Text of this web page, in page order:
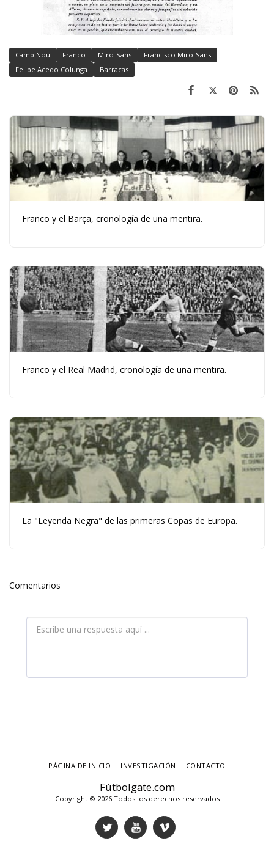
Camp Nou Franco Miro-Sans
Francisco Miro-Sans
Felipe Acedo Colunga
Barracas
Franco y el Barça, cronología de una mentira.
Franco y el Real Madrid, cronología de una mentira.
La "Leyenda Negra" de las primeras Copas de Europa.
Comentarios
Fútbolgate.com
Copyright © 2026 Todos los derechos reservados
PÁGINA DE INICIO INVESTIGACIÓN CONTACTO